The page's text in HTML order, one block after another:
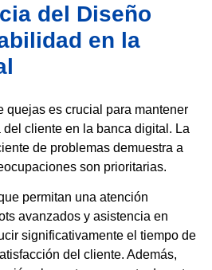
del Diseño
en la
quejas es crucial para mantener
cliente en la banca digital. La
de problemas demuestra a
son prioritarias.
permitan una atención
avanzados y asistencia en
significativamente el tiempo de
del cliente. Además,